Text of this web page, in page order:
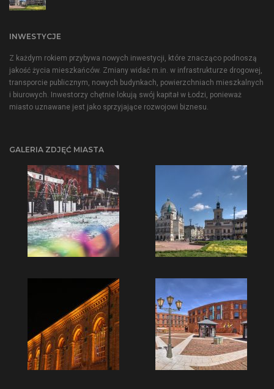
INWESTYCJE
Z każdym rokiem przybywa nowych inwestycji, które znacząco podnoszą
jakość życia mieszkańców. Zmiany widać m.in. w infrastrukturze drogowej,
transporcie publicznym, nowych budynkach, powierzchniach mieszkalnych
i biurowych. Inwestorzy chętnie lokują swój kapitał w Łodzi, ponieważ
miasto uznawane jest jako sprzyjające rozwojowi biznesu.
GALERIA ZDJĘĆ MIASTA